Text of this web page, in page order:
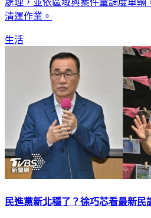
清運作業。
生活
民進黨新北穩了？徐巧芯看最新